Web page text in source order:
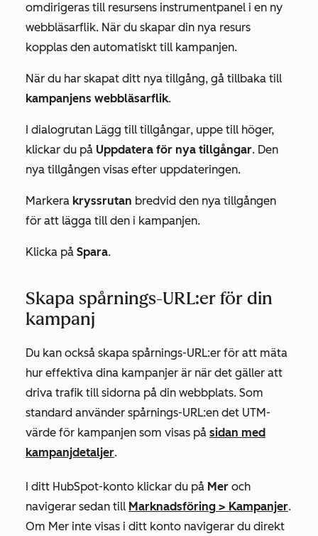
omdirigeras till resursens instrumentpanel i en ny
webbläsarflik. När du skapar din nya resurs
kopplas den automatiskt till kampanjen.
När du har skapat ditt nya tillgång, gå tillbaka till
kampanjens webbläsarflik.
I dialogrutan Lägg till tillgångar, uppe till höger,
klickar du på Uppdatera för nya tillgångar. Den
nya tillgången visas efter uppdateringen.
Markera kryssrutan bredvid den nya tillgången
för att lägga till den i kampanjen.
Klicka på Spara.
Skapa spårnings-URL:er för din
kampanj
Du kan också skapa spårnings-URL:er för att mäta
hur effektiva dina kampanjer är när det gäller att
driva trafik till sidorna på din webbplats. Som
standard använder spårnings-URL:en det UTM-
värde för kampanjen som visas på sidan med
kampanjdetaljer.
I ditt HubSpot-konto klickar du på Mer och
navigerar sedan till Marknadsföring > Kampanjer.
Om Mer inte visas i ditt konto navigerar du direkt